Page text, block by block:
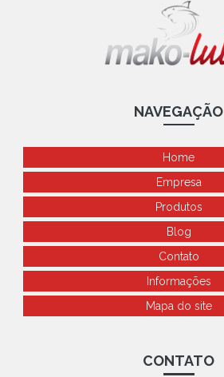
NAVEGAÇÃO
Home
Empresa
Produtos
Blog
Contato
Informações
Mapa do site
CONTATO